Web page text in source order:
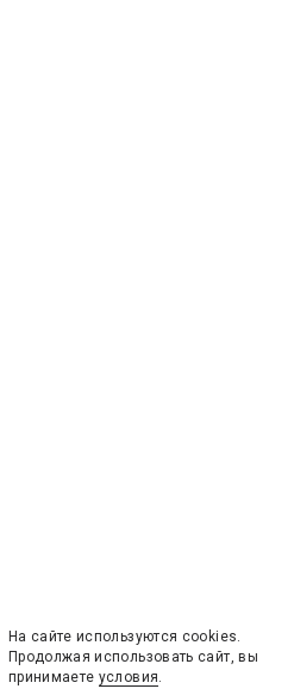
На сайте используются cookies.
Продолжая использовать сайт, вы
принимаете условия.